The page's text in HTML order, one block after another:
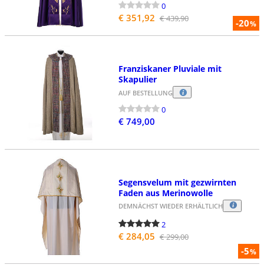
-20%
0
€ 351,92 € 439,90
Franziskaner Pluviale mit
Skapulier
AUF BESTELLUNG
0
€ 749,00
-5%
Segensvelum mit gezwirnten
Faden aus Merinowolle
DEMNÄCHST WIEDER ERHÄLTLICH
2
€ 284,05 € 299,00